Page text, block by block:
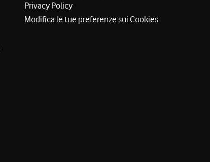
Privacy Policy
Modifica le tue preferenze sui Cookies